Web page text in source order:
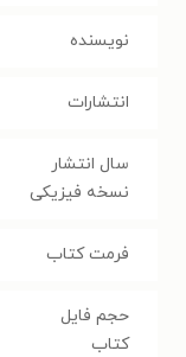
نویسنده
انتشارات
سال انتشار
نسخه فیزیکی
فرمت کتاب
حجم فایل
کتاب